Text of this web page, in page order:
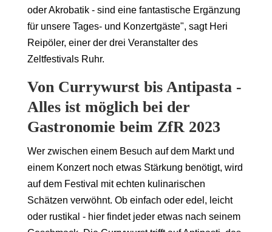
oder Akrobatik - sind eine fantastische Ergänzung
für unsere Tages- und Konzertgäste", sagt Heri
Reipöler, einer der drei Veranstalter des
Zeltfestivals Ruhr.
Von Currywurst bis Antipasta -
Alles ist möglich bei der
Gastronomie beim ZfR 2023
Wer zwischen einem Besuch auf dem Markt und
einem Konzert noch etwas Stärkung benötigt, wird
auf dem Festival mit echten kulinarischen
Schätzen verwöhnt. Ob einfach oder edel, leicht
oder rustikal - hier findet jeder etwas nach seinem